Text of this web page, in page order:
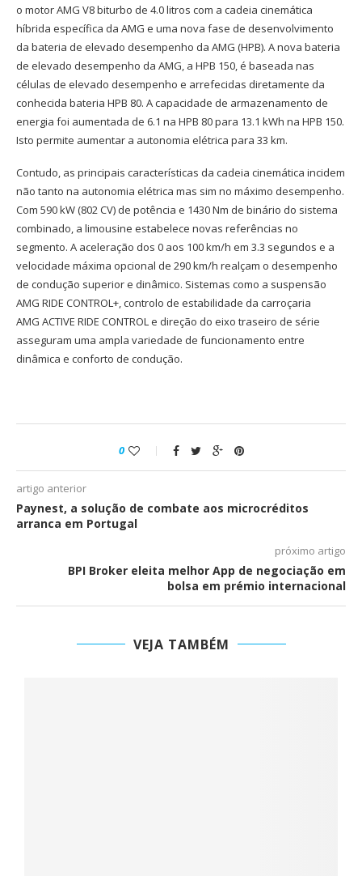
o motor AMG V8 biturbo de 4.0 litros com a cadeia cinemática
híbrida específica da AMG e uma nova fase de desenvolvimento
da bateria de elevado desempenho da AMG (HPB). A nova bateria
de elevado desempenho da AMG, a HPB 150, é baseada nas
células de elevado desempenho e arrefecidas diretamente da
conhecida bateria HPB 80. A capacidade de armazenamento de
energia foi aumentada de 6.1 na HPB 80 para 13.1 kWh na HPB 150.
Isto permite aumentar a autonomia elétrica para 33 km.
Contudo, as principais características da cadeia cinemática incidem
não tanto na autonomia elétrica mas sim no máximo desempenho.
Com 590 kW (802 CV) de potência e 1430 Nm de binário do sistema
combinado, a limousine estabelece novas referências no
segmento. A aceleração dos 0 aos 100 km/h em 3.3 segundos e a
velocidade máxima opcional de 290 km/h realçam o desempenho
de condução superior e dinâmico. Sistemas como a suspensão
AMG RIDE CONTROL+, controlo de estabilidade da carroçaria
AMG ACTIVE RIDE CONTROL e direção do eixo traseiro de série
asseguram uma ampla variedade de funcionamento entre
dinâmica e conforto de condução.
0
artigo anterior
Paynest, a solução de combate aos microcréditos
arranca em Portugal
próximo artigo
BPI Broker eleita melhor App de negociação em
bolsa em prémio internacional
VEJA TAMBÉM